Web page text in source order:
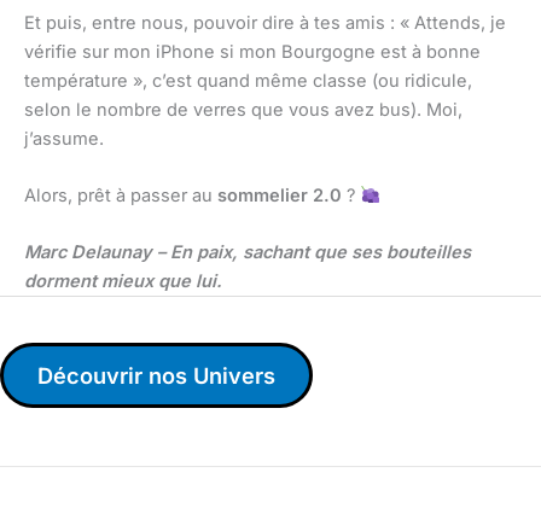
Et puis, entre nous, pouvoir dire à tes amis : « Attends, je
vérifie sur mon iPhone si mon Bourgogne est à bonne
température », c’est quand même classe (ou ridicule,
selon le nombre de verres que vous avez bus). Moi,
j’assume.
Alors, prêt à passer au sommelier 2.0 ?
Marc Delaunay – En paix, sachant que ses bouteilles
dorment mieux que lui.
Découvrir nos Univers